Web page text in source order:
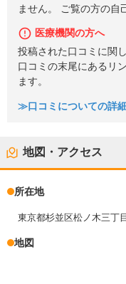
ません。 ご覧の方の自
医療機関の方へ
投稿された口コミに関
口コミの末尾にあるリ
ます。
≫口コミについての詳
地図・アクセス
所在地
東京都杉並区松ノ木三丁
地図